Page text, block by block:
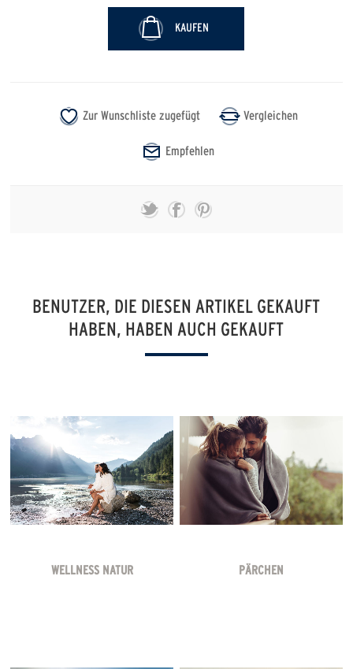
KAUFEN
BENUTZER, DIE DIESEN ARTIKEL GEKAUFT
HABEN, HABEN AUCH GEKAUFT
WELLNESS NATUR PÄRCHEN